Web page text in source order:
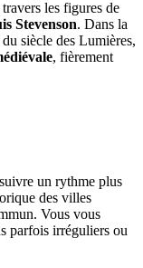
les figures de
Stevenson. Dans la
siècle des Lumières,
, fièrement
un rythme plus
des villes
Vous vous
parfois irréguliers ou